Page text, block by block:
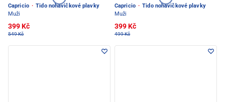
Capricio · Tido nohavičkové plavky
Muži
399 Kč
549 Kč
Capricio · Tido nohavičkové plavky
Muži
399 Kč
499 Kč